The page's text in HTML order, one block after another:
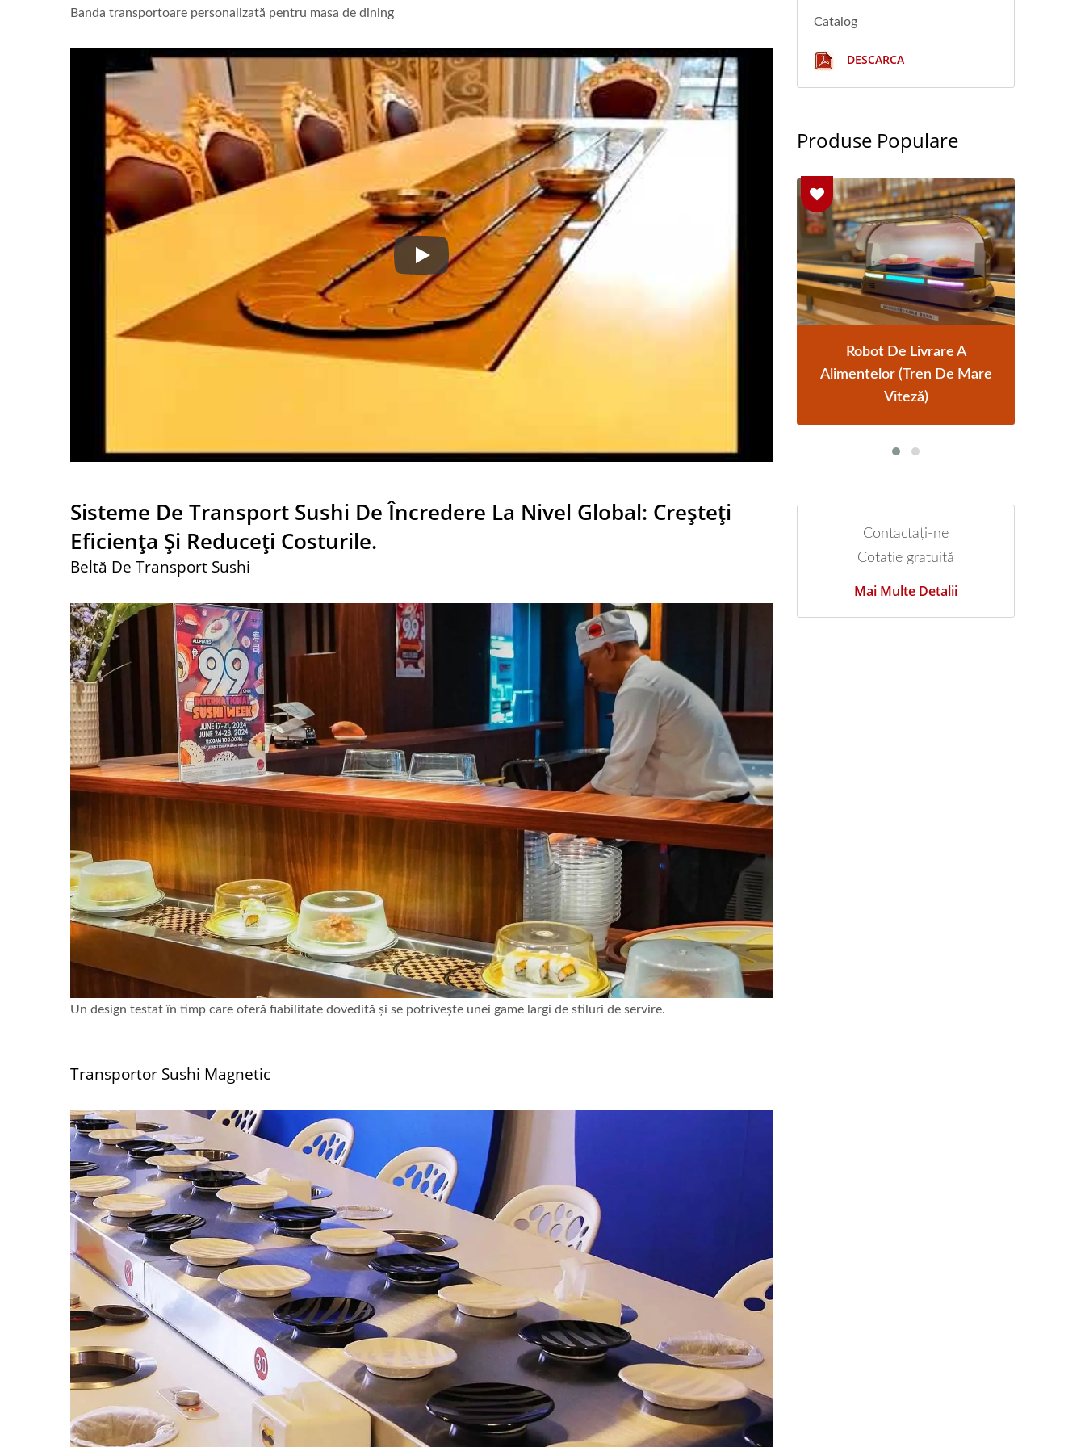
Banda transportoare personalizată pentru masa de dining
Banda transportoare personalizată pentru masa de dining
Sisteme De Transport Sushi De Încredere La Nivel Global: Creșteți
Eficiența Și Reduceți Costurile.
Beltă De Transport Sushi
Un design testat în timp care oferă fiabilitate dovedită și se potrivește unei game largi de stiluri de servire.
Transportor Sushi Magnetic
Catalog
DESCARCA
Produse Populare
Robot De Livrare A
Alimentelor Cu Trenul
Sistem De Livrare A
Alimentelor Cu Trenul
Contactați-ne
Cotație gratuită
Mai Multe Detalii